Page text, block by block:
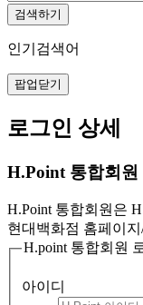
검색하기
인기검색어
팝업닫기
로그인 상세
H.Point 통합회원
H.Point 통합회원은
현대백화점 홈페이
H.point 통합회원
아이디